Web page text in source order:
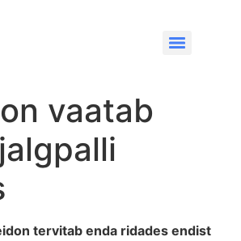
vaatab
tervitab enda ridades endist